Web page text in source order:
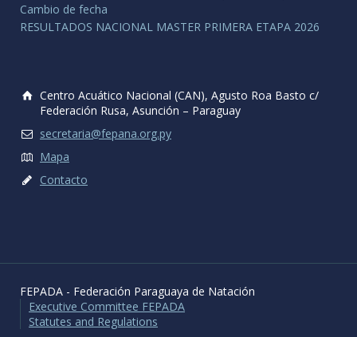
Cambio de fecha
RESULTADOS NACIONAL MASTER PRIMERA ETAPA 2026
Centro Acuático Nacional (CAN), Agusto Roa Basto c/
Federación Rusa, Asunción – Paraguay
secretaria@fepana.org.py
Mapa
Contacto
FEPADA - Federación Paraguaya de Natación
Executive Committee FEPADA
Statutes and Regulations